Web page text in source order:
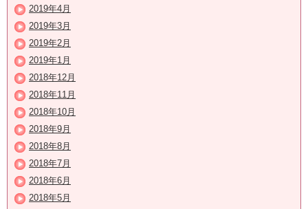
2019年4月
2019年3月
2019年2月
2019年1月
2018年12月
2018年11月
2018年10月
2018年9月
2018年8月
2018年7月
2018年6月
2018年5月